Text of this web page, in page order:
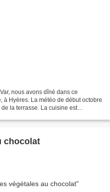
nous avons dîné dans ce
à Hyères. La météo de début octobre
la terrasse. La cuisine est
chocolat